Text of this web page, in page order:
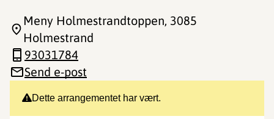
Dette arrangementet har vært.
Meny Holmestrandtoppen, 3085
Holmestrand
93031784
Send e-post